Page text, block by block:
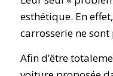
esthétique. En
carrosserie ne sont
Afin d’être